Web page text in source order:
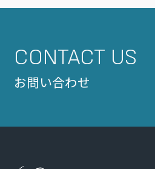
CONTACT US
お問い合わせ